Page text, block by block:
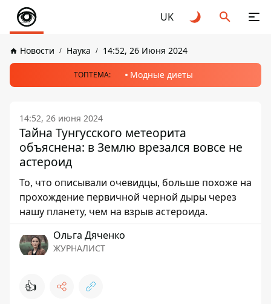
UK
Новости Наука 14:52, 26 Июня 2024
ТОПТЕМА: Модные диеты
14:52, 26 июня 2024
Тайна Тунгусского метеорита
объяснена: в Землю врезался вовсе не
астероид
То, что описывали очевидцы, больше похоже на
прохождение первичной черной дыры через
нашу планету, чем на взрыв астероида.
Ольга Дяченко
ЖУРНАЛИСТ
👍